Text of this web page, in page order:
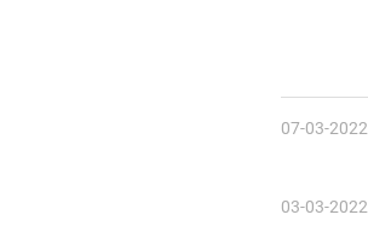
07-03-2022
03-03-2022